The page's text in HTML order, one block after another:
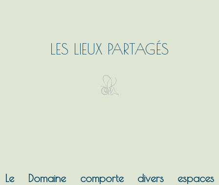
LES LIEUX PARTAGÉS
Le Domaine comporte divers espaces